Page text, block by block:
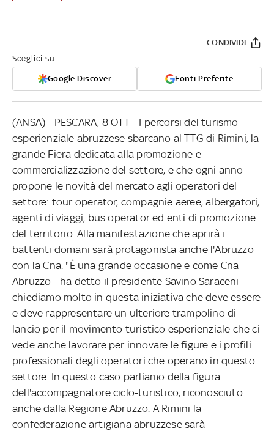
Sceglici su:
Google Discover Fonti Preferite
CONDIVIDI
(ANSA) - PESCARA, 8 OTT - I percorsi del turismo
esperienziale abruzzese sbarcano al TTG di Rimini, la
grande Fiera dedicata alla promozione e
commercializzazione del settore, e che ogni anno
propone le novità del mercato agli operatori del
settore: tour operator, compagnie aeree, albergatori,
agenti di viaggi, bus operator ed enti di promozione
del territorio. Alla manifestazione che aprirà i
battenti domani sarà protagonista anche l'Abruzzo
con la Cna. "È una grande occasione e come Cna
Abruzzo - ha detto il presidente Savino Saraceni -
chiediamo molto in questa iniziativa che deve essere
e deve rappresentare un ulteriore trampolino di
lancio per il movimento turistico esperienziale che ci
vede anche lavorare per innovare le figure e i profili
professionali degli operatori che operano in questo
settore. In questo caso parliamo della figura
dell'accompagnatore ciclo-turistico, riconosciuto
anche dalla Regione Abruzzo. A Rimini la
confederazione artigiana abruzzese sarà